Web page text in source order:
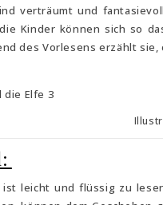
verträumt und
Kinder können sich so
des Vorlesens erzählt
ist leicht und flüssig zu